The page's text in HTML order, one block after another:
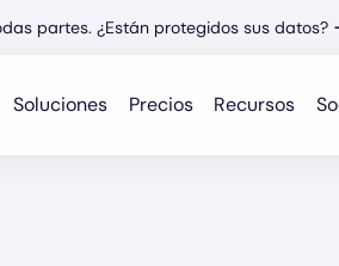
partes. ¿Están protegidos sus datos?
Soluciones Precios Recursos